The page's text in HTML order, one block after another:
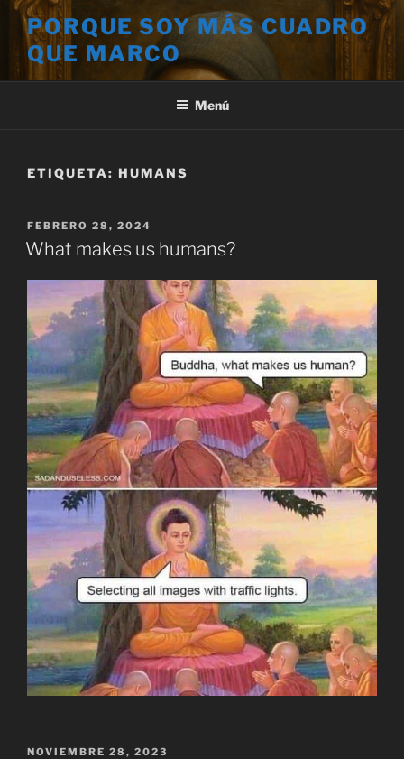
Saltar
contenido
PORQUE SOY MÁS CUADRO
QUE MARCO
Menú
ETIQUETA: HUMANS
PUBLICADO
EL
FEBRERO 28, 2024
What makes us humans?
PUBLICADO
NOVIEMBRE 28, 2023